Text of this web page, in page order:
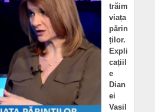
trăim
viața
părin
ților.
Expli
cațiil
e
Dian
ei
Vasil